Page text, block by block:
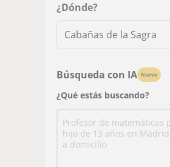
¿Dónde?
Búsqueda con IA Nuevo
¿Qué estás buscando?